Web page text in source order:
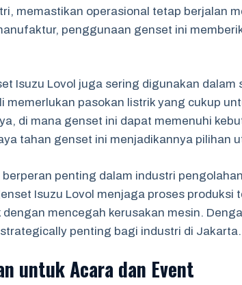
memastikan operasional tetap berjalan
penggunaan genset ini
Isuzu Lovol juga sering digunakan dalam
memerlukan pasokan listrik yang cukup
di mana genset ini dapat memenuhi
tahan genset ini menjadikannya pilihan
penting dalam industri
Isuzu Lovol menjaga proses produksi
dengan mencegah kerusakan mesin.
penting bagi industri di Jakarta.
untuk Acara dan Event